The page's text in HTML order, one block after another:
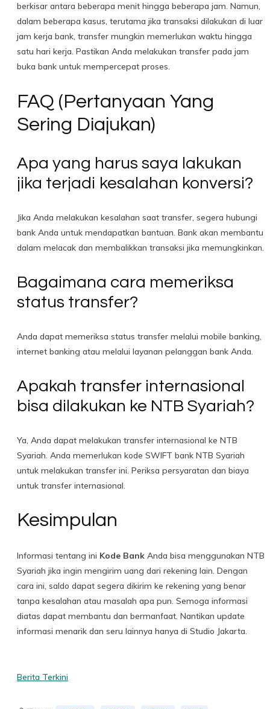
berkisar antara beberapa menit hingga beberapa jam. Namun,
dalam beberapa kasus, terutama jika transaksi dilakukan di luar
jam kerja bank, transfer mungkin memerlukan waktu hingga
satu hari kerja. Pastikan Anda melakukan transfer pada jam
buka bank untuk mempercepat proses.
FAQ (Pertanyaan Yang
Sering Diajukan)
Apa yang harus saya lakukan
jika terjadi kesalahan konversi?
Jika Anda melakukan kesalahan saat transfer, segera hubungi
bank Anda untuk mendapatkan bantuan. Bank akan membantu
dalam melacak dan membalikkan transaksi jika memungkinkan.
Bagaimana cara memeriksa
status transfer?
Anda dapat memeriksa status transfer melalui mobile banking,
internet banking atau melalui layanan pelanggan bank Anda.
Apakah transfer internasional
bisa dilakukan ke NTB Syariah?
Ya, Anda dapat melakukan transfer internasional ke NTB
Syariah. Anda memerlukan kode SWIFT bank NTB Syariah
untuk melakukan transfer ini. Periksa persyaratan dan biaya
untuk transfer internasional.
Kesimpulan
Informasi tentang ini Kode Bank Anda bisa menggunakan NTB
Syariah jika ingin mengirim uang dari rekening lain. Dengan
cara ini, saldo dapat segera dikirim ke rekening yang benar
tanpa kesalahan atau masalah apa pun. Semoga informasi
diatas dapat membantu dan bermanfaat. Nantikan update
informasi menarik dan seru lainnya hanya di Studio Jakarta.
Berita Terkini